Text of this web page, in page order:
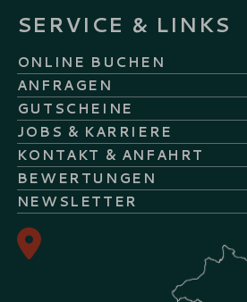
SERVICE & LINKS
ONLINE BUCHEN
ANFRAGEN
GUTSCHEINE
JOBS & KARRIERE
KONTAKT & ANFAHRT
BEWERTUNGEN
NEWSLETTER